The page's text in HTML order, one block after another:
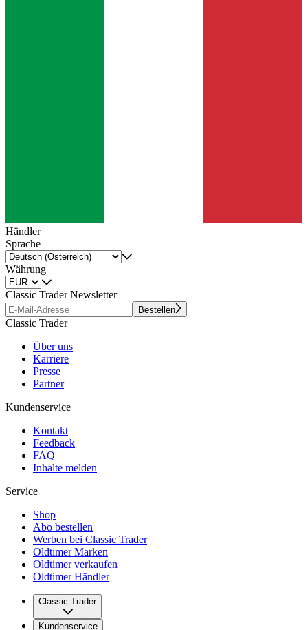
Händler
Sprache
Währung
Classic Trader Newsletter
Bestellen
Classic Trader
Über uns
Karriere
Presse
Partner
Kundenservice
Kontakt
Feedback
FAQ
Inhalte melden
Service
Shop
Abo bestellen
Werben bei Classic Trader
Oldtimer Marken
Oldtimer verkaufen
Oldtimer Händler
Classic Trader
Über uns
Kundenservice